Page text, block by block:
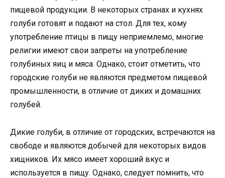
пищевой продукции. В некоторых странах и кухнях
голуби готовят и подают на стол. Для тех, кому
употребление птицы в пищу неприемлемо, многие
религии имеют свои запреты на употребление
голубиных яиц и мяса. Однако, стоит отметить, что
городские голуби не являются предметом пищевой
промышленности, в отличие от диких и домашних
голубей.
Дикие голуби, в отличие от городских, встречаются на
свободе и являются добычей для некоторых видов
хищников. Их мясо имеет хороший вкус и
используется в пищу. Однако, следует помнить, что